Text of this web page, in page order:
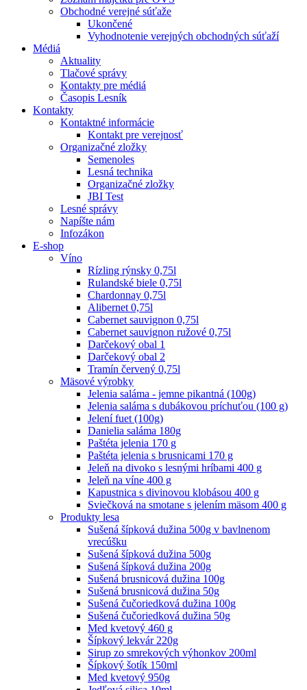
Obchodné verejné súťaže
Ukončené
Vyhodnotenie verejných obchodných súťaží
Médiá
Aktuality
Tlačové správy
Kontakty pre médiá
Časopis Lesník
Kontakty
Kontaktné informácie
Kontakt pre verejnosť
Organizačné zložky
Semenoles
Lesná technika
Organizačné zložky
JBI Test
Lesné správy
Napíšte nám
Infozákon
E-shop
Víno
Rízling rýnsky 0,75l
Rulandské biele 0,75l
Chardonnay 0,75l
Alibernet 0,75l
Cabernet sauvignon 0,75l
Cabernet sauvignon ružové 0,75l
Darčekový obal 1
Darčekový obal 2
Tramín červený 0,75l
Mäsové výrobky
Jelenia saláma - jemne pikantná (100g)
Jelenia saláma s dubákovou príchuťou (100 g)
Jelení fuet (100g)
Danielia saláma 180g
Paštéta jelenia 170 g
Paštéta jelenia s brusnicami 170 g
Jeleň na divoko s lesnými hríbami 400 g
Jeleň na víne 400 g
Kapustnica s divinovou klobásou 400 g
Sviečková na smotane s jelením mäsom 400 g
Produkty lesa
Sušená šípková dužina 500g v bavlnenom
vrecúšku
Sušená šípková dužina 500g
Sušená šípková dužina 200g
Sušená brusnicová dužina 100g
Sušená brusnicová dužina 50g
Sušená čučoriedková dužina 100g
Sušená čučoriedková dužina 50g
Med kvetový 460 g
Šípkový lekvár 220g
Sirup zo smrekových výhonkov 200ml
Šípkový šotík 150ml
Med kvetový 950g